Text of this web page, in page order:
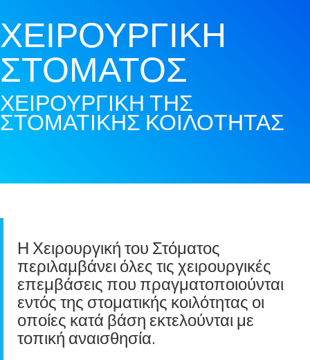
ΧΕΙΡΟΥΡΓΙΚΗ
ΣΤΟΜΑΤΟΣ
ΧΕΙΡΟΥΡΓΙΚΗ ΤΗΣ
ΣΤΟΜΑΤΙΚΗΣ ΚΟΙΛΟΤΗΤΑΣ
Η Χειρουργική του Στόματος
περιλαμβάνει όλες τις χειρουργικές
επεμβάσεις που πραγματοποιούνται
εντός της στοματικής κοιλότητας οι
οποίες κατά βάση εκτελούνται με
τοπική αναισθησία.